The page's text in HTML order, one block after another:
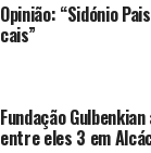
Opinião: “Sidónio
cais”
Fundação
entre eles 3 em